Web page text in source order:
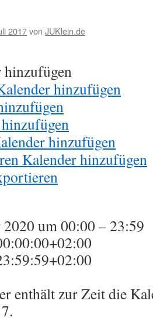
2017von JUKlein.de
hinzufügen
hinzufügen
Kalender hinzufügen
2020 um 00:00 – 23:59
enthält zur Zeit die